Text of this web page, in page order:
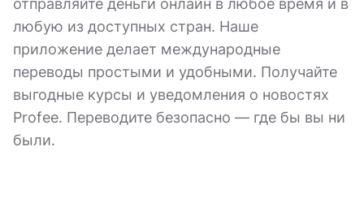
отправляйте деньги онлайн в любое время и в
любую из доступных стран. Наше
приложение делает международные
переводы простыми и удобными. Получайте
выгодные курсы и уведомления о новостях
Profee. Переводите безопасно — где бы вы ни
были.